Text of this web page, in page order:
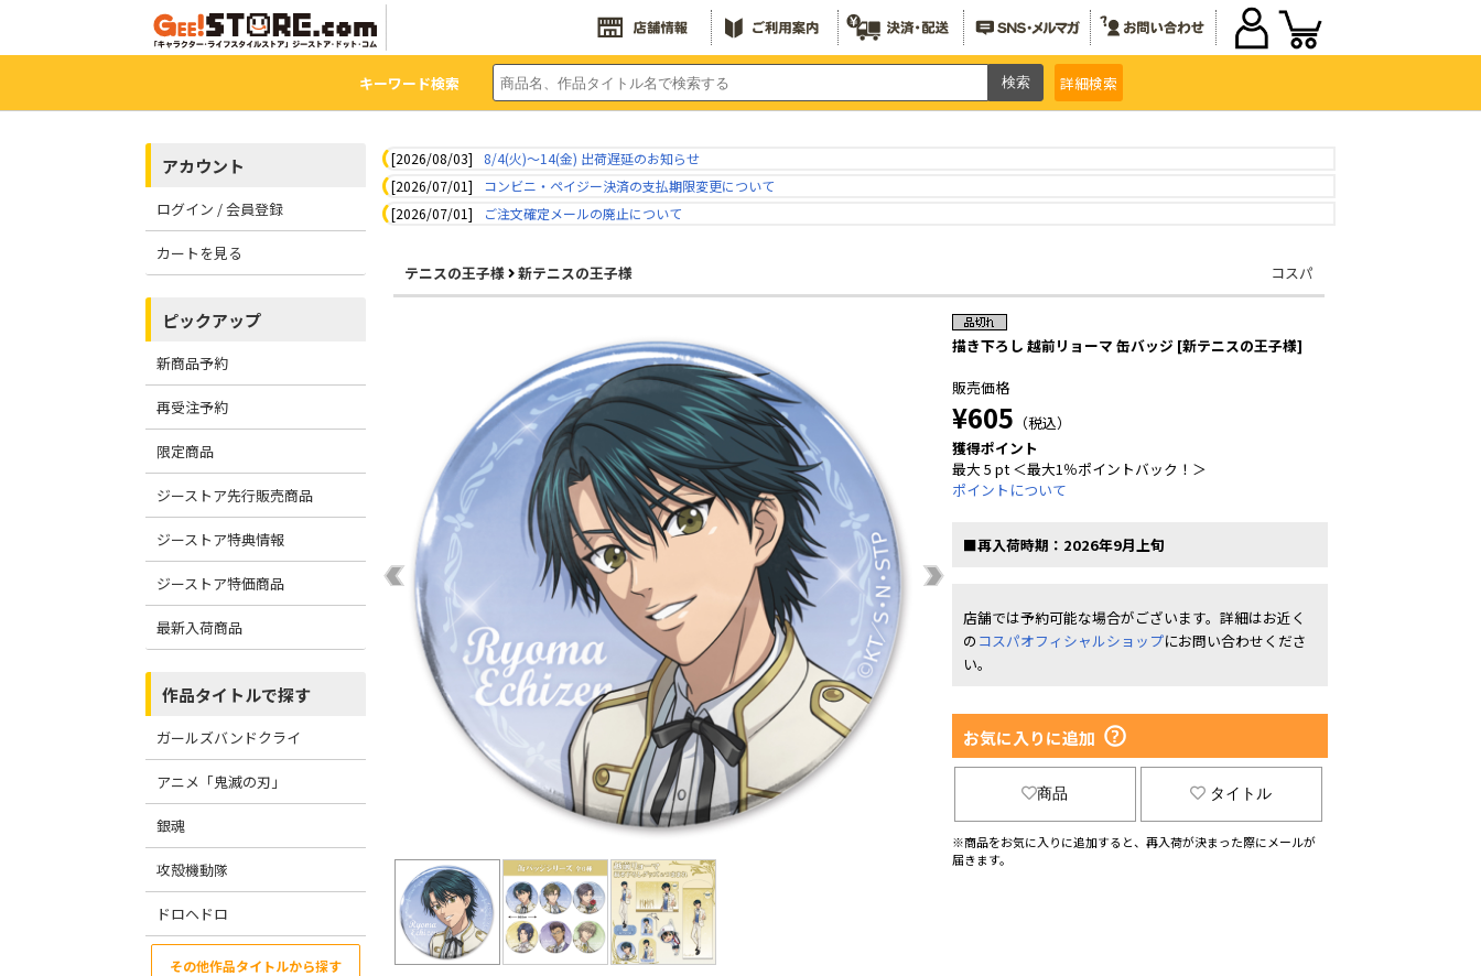
キーワード検索 詳細検索
アカウント
ログイン / 会員登録
カートを見る
ピックアップ
新商品予約
再受注予約
限定商品
ジーストア先行販売商品
ジーストア特典情報
ジーストア特価商品
最新入荷商品
作品タイトルで探す
ガールズバンドクライ
アニメ「鬼滅の刃」
銀魂
攻殻機動隊
ドロヘドロ
その他作品タイトルから探す
[2026/08/03]
8/4(火)～14(金) 出荷遅延のお知らせ
[2026/07/01]
コンビニ・ペイジー決済の支払期限変更について
[2026/07/01]
ご注文確定メールの廃止について
テニスの王子様 新テニスの王子様 コスパ
描き下ろし 越前リョーマ 缶バッジ [新テニスの王子様]
販売価格
¥605 （税込）
獲得ポイント
最大 5 pt ＜最大1％ポイントバック！＞
ポイントについて
■再入荷時期：2026年9月上旬
店舗では予約可能な場合がございます。詳細はお近く
の コスパオフィシャルショップにお問い合わせくださ
い。
お気に入りに追加
商品 タイトル
※商品をお気に入りに追加すると、再入荷が決まった際にメールが
届きます。